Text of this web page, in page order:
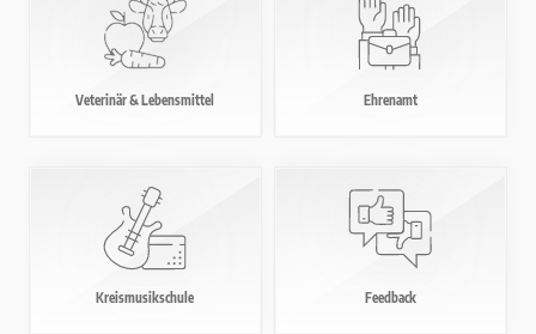
Veterinär& Lebensmittel Ehrenamt
Kreismusikschule Feedback